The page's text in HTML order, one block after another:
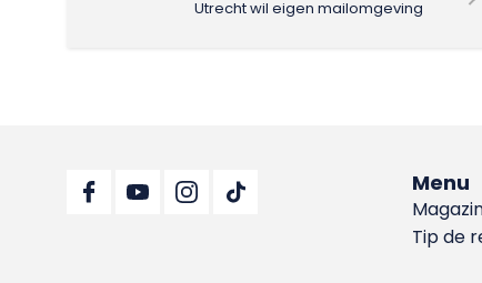
Utrecht wil eigen mailomgeving
Menu
Tip de